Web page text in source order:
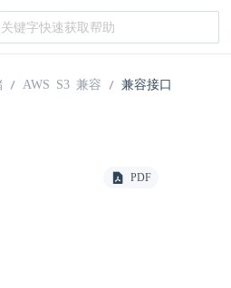
AWS S3 兼容 兼容接口
PDF